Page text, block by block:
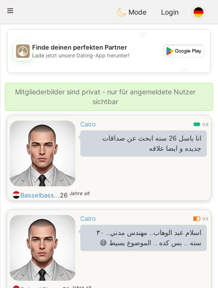
ahebik
Toggle
Mode Login
💖
💕
Finde deinen perfekten Partner
Lade jetzt unsere Dating-App herunter!
Mitgliederbilder sind privat - nur für angemeldete Nutzer
sichtbar
Cairo 0.9
انا باسل 26 سنه ابحث عن صداقات
جديده و ايضا علاقه
Basselbass...26 Jahre alt
Cairo 0.5
اسلام عبد الوهاب.. مهندس مدني.. ٣٠
سنه .. بس كده .. الموضوع بسيط 😅